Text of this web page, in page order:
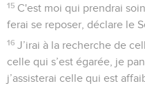
15 C'est moi qui prendrai
ferai se reposer, déclare le
16 J’irai à la recherche de
celle qui s’est égarée, je
j’assisterai celle qui est